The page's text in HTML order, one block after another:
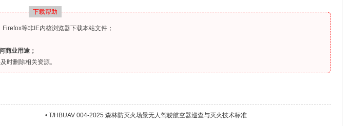
下载帮助
等非IE内核浏览器下载本站文件；
商业用途；
时删除相关资源。
•T/HBUAV 004-2025 森林防灭火场景无人驾驶航空器巡查与灭火技术标准